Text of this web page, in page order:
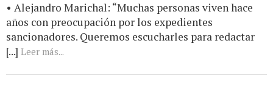
• Alejandro Marichal: “Muchas personas viven hace
años con preocupación por los expedientes
sancionadores. Queremos escucharles para redactar
[...] Leer más...